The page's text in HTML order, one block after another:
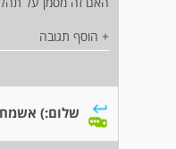
+ הוסף תגובה